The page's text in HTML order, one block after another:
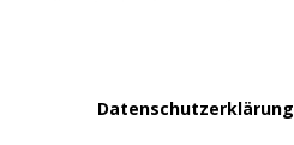
Datenschutzerklärung